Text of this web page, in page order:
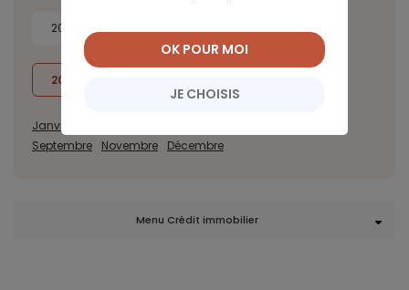
2022
2018
Janvier
Septembre
Novembre Décembre
Menu Crédit immobilier
JE CHOISIS
OK POUR MOI